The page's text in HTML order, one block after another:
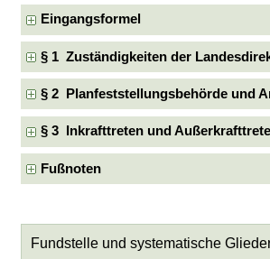
Eingangsformel
§ 1 Zuständigkeiten der
§ 2 Planfeststellungsbehörde und
§ 3 Inkrafttreten und
Fußnoten
Fundstelle und systematische